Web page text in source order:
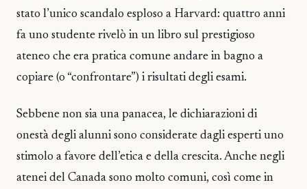
stato l’unico scandalo esploso a Harvard: quattro anni
fa uno studente rivelò in un libro sul prestigioso
ateneo che era pratica comune andare in bagno a
copiare (o “confrontare”) i risultati degli esami.
Sebbene non sia una panacea, le dichiarazioni di
onestà degli alunni sono considerate dagli esperti uno
stimolo a favore dell’etica e della crescita. Anche negli
atenei del Canada sono molto comuni, così come in